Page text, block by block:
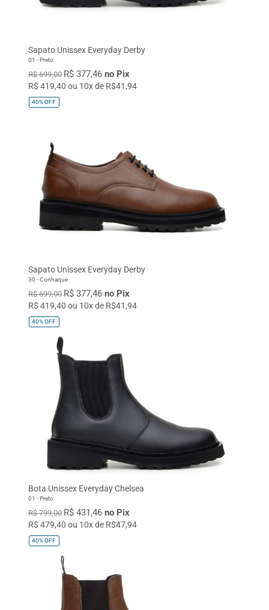
Sapato Unissex Everyday Derby
01 - Preto
R$ 699,00 R$ 377,46 no Pix
R$ 419,40 ou 10x de R$41,94
40%OFF
Sapato Unissex Everyday Derby
30 - Conhaque
R$ 699,00 R$ 377,46 no Pix
R$ 419,40 ou 10x de R$41,94
40%OFF
Bota Unissex Everyday Chelsea
01 - Preto
R$ 799,00 R$ 431,46 no Pix
R$ 479,40 ou 10x de R$47,94
40%OFF